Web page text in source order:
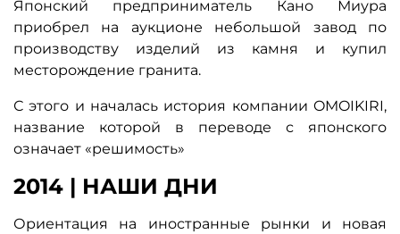
Японский предприниматель Кано Миура
приобрел на аукционе небольшой завод по
производству изделий из камня и купил
месторождение гранита.
С этого и началась история компании OMOIKIRI,
название которой в переводе с японского
означает «решимость»
2014 | НАШИ ДНИ
Ориентация на иностранные рынки и новая